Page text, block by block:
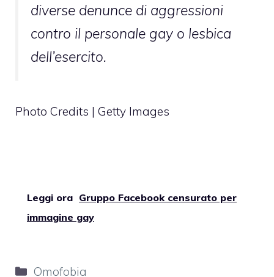
diverse denunce di aggressioni
contro il personale gay o lesbica
dell’esercito.
Photo Credits | Getty Images
Leggi ora Gruppo Facebook censurato per
immagine gay
Categorie
Omofobia